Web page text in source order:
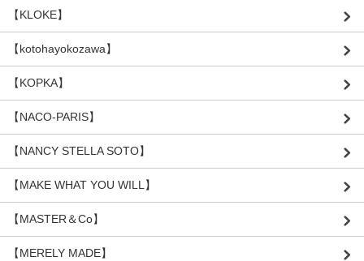
【KLOKE】
【kotohayokozawa】
【KOPKA】
【NACO-PARIS】
【NANCY STELLA SOTO】
【MAKE WHAT YOU WILL】
【MASTER＆Co】
【MERELY MADE】